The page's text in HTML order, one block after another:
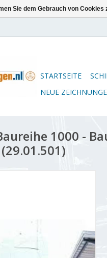
STARTSEITE
NEUE
1000 -
Sie dem Gebrauch von